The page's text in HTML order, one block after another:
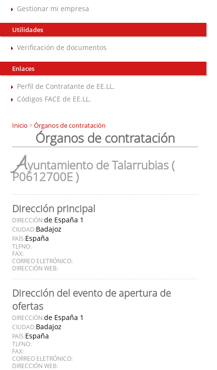
Gestionar mi empresa
Utilidades
Verificación de documentos
Enlaces
Perfil de Contratante de EE.LL.
Códigos FACE de EE.LL.
Inicio >Órganos de contratación
Órganos de contratación
Ayuntamiento de Talarrubias (
P0612700E )
Dirección principal
DIRECCIÓN:de España 1
CIUDAD:Badajoz
PAÍS:España
TLFNO:
FAX:
CORREO ELETRÓNICO:
DIRECCIÓN WEB:
Dirección del evento de apertura de
ofertas
DIRECCIÓN:de España 1
CIUDAD:Badajoz
PAÍS:España
TLFNO:
FAX:
CORREO ELETRÓNICO:
DIRECCIÓN WEB: